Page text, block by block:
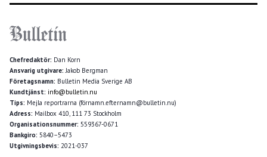
Chefredaktör: Dan Korn
Ansvarig utgivare: Jakob Bergman
Företagsnamn: Bulletin Media Sverige AB
Kundtjänst: info@bulletin.nu
Tips: Mejla reportrarna (förnamn.efternamn@bulletin.nu)
Adress: Mailbox 410, 111 73 Stockholm
Organisationsnummer: 559367-0671
Bankgiro: 5840–5473
Utgivningsbevis: 2021-037